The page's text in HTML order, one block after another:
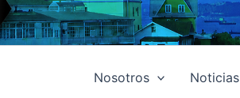
Nosotros Noticias